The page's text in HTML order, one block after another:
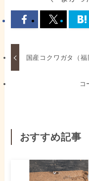
国産コクワガタ（福
コ
おすすめ記事